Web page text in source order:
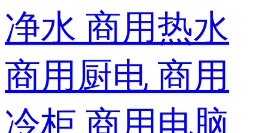
净水 商用热水
商用厨电 商用
冷柜 商用电脑